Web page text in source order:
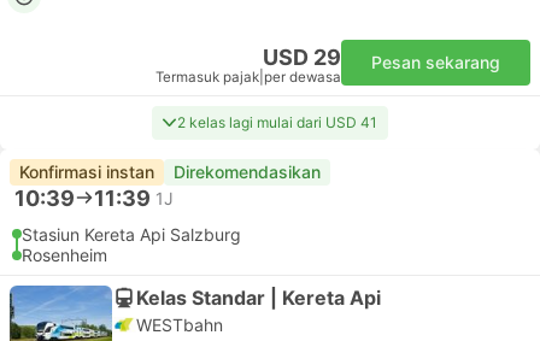
USD 29
Termasuk pajak per dewasa
Pesan sekarang
2 kelas lagi mulai dari USD 41
Konfirmasi instan Direkomendasikan
10:39 11:39 1J
Stasiun Kereta Api Salzburg
Rosenheim
Kelas Standar | Kereta Api
WESTbahn